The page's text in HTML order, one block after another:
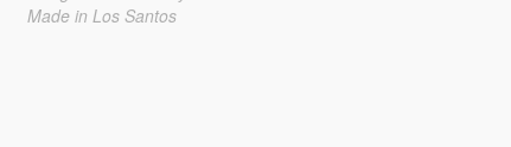
Made in Los Santos